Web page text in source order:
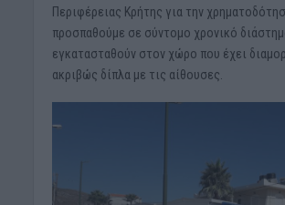
Περιφέρειας Κρήτης για την
προσπαθούμε σε σύντομο χρονικό
εγκατασταθούν στον χώρο που έχει
ακριβώς δίπλα με τις αίθουσες.